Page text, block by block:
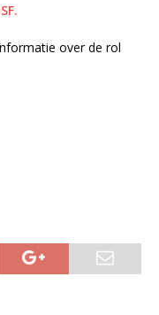
over de rol